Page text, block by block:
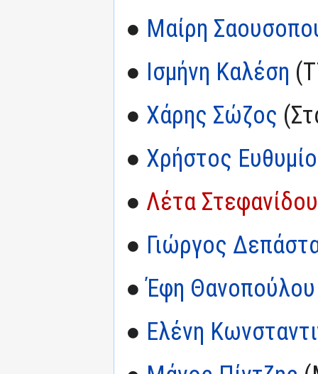
● Μαίρη
● Ισμήνη Καλέση
● Χάρης Σώζος
● Χρήστος
● Λέτα Στεφανίδου
● Γιώργος
●Έφη Θανοπούλου
● Ελένη